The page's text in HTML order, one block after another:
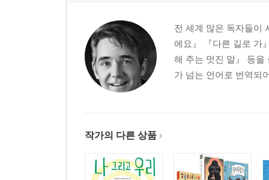
전 세계 많은 독자들이
에요』 『다른 길로 가
해 주는 멋진 말』 등을
가 넘는 언어로 번역되
작가의 다른 상품